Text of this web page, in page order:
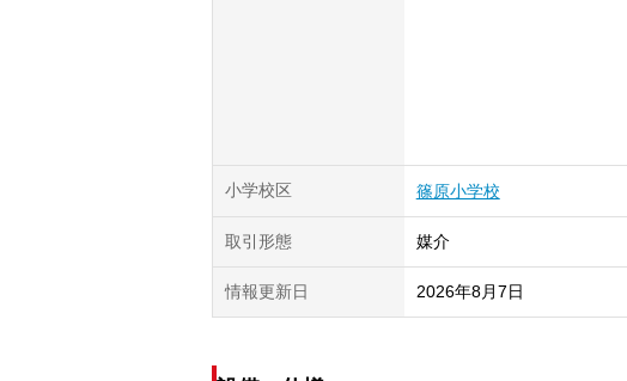
小学校区 篠原小学校
取引形態 媒介
情報更新日 2026年8月7日